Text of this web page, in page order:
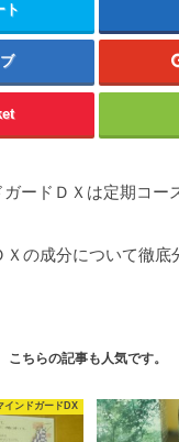
ト
ガードＤＸは定期コー
Ｘの成分について徹底
こちらの記事も人気です。
インドガードDX